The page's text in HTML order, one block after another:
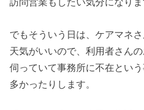
でもそういう日は、ケアマネさ
天気がいいので、利用者さん
伺っていて事務所に不在という
多かったりします。